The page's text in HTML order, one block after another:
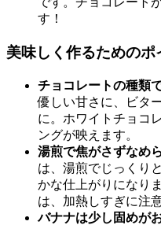
す！
美味しく作るためのポ
チョコレートの種類
優しい甘さに、ビタ
に。ホワイトチョコ
ングが映えます。
湯煎で焦がさずなめ
は、湯煎でじっくり
かな仕上がりになり
は、加熱しすぎに注
バナナは少し固めが